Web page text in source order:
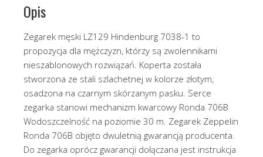
Opis
Zegarek męski LZ129 Hindenburg 7038-1 to
propozycja dla mężczyzn, którzy są zwolennikami
nieszablonowych rozwiązań. Koperta została
stworzona ze stali szlachetnej w kolorze złotym,
osadzona na czarnym skórzanym pasku. Serce
zegarka stanowi mechanizm kwarcowy Ronda 706B
Wodoszczelność na poziomie 30 m. Zegarek Zeppelin
Ronda 706B objęto dwuletnią gwarancją producenta.
Do zegarka oprócz gwarancji dołączana jest instrukcja